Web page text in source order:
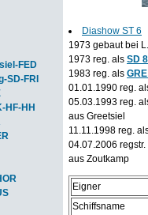
FED
SD-FRI
HF-HH
Diashow ST 6
1973 gebaut bei
1973 reg. als SD
1983 reg. als
01.01.1990 reg.
05.03.1993 reg.
aus Greetsiel
11.11.1998 reg.
04.07.2006
aus Zoutkamp
Eigner
Schiffsname